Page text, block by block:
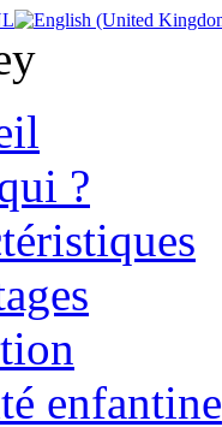
?
enfantine